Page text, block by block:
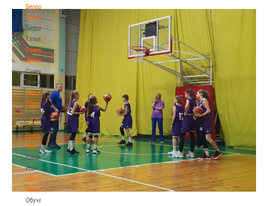
Белошапко
Татьяна
Белошапко
Татьяна
Сумникова
Ирина
Сумникова
Ирина
Швайбович
Елена
Швайбович
Елена
Едешко
Иван
Едешко
Иван
Обучающие
материалы
Обучающие